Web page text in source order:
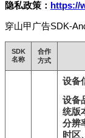
隐私政策： https://
穿山甲广告SDK-
SDK
名称
合作
方式
设备
设备
统版
分辨
时区